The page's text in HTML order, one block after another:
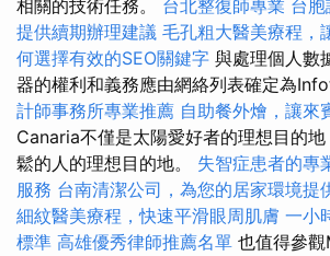
相關的技術任務。 台北整復師專業 台胞
提供續期辦理建議 毛孔粗大醫美療程，
何選擇有效的SEO關鍵字 與處理個人數
器的權利和義務應由網絡列表確定為
計師事務所專業推薦 自助餐外燴，讓來
Canaria不僅是太陽愛好者的理想目的
鬆的人的理想目的地。 失智症患者的專
服務 台南清潔公司，為您的居家環境提
細紋醫美療程，快速平滑眼周肌膚 一小
標準 高雄優秀律師推薦名單 也值得參